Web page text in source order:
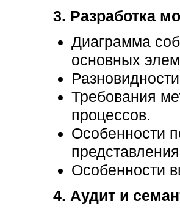
3. Разработка
Диаграмма
основных
Требования
процессов.
Особенности
Особенности
4. Аудит и